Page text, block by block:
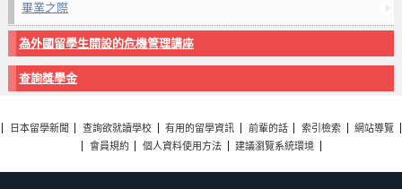
畢業之際
為外國留學生開設的危機管理講座
查詢獎學金
日本留學新聞 查詢欲就讀學校 有用的留學資訊 前輩的話 索引檢索
網站導覽
會員規約
個人資料使用方法 建議瀏覽系統環境